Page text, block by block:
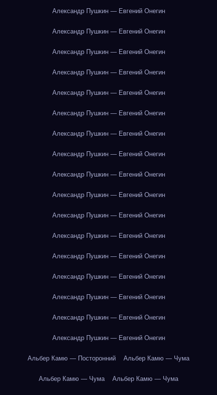
Александр Пушкин — Евгений Онегин
Александр Пушкин — Евгений Онегин
Александр Пушкин — Евгений Онегин
Александр Пушкин — Евгений Онегин
Александр Пушкин — Евгений Онегин
Александр Пушкин — Евгений Онегин
Александр Пушкин — Евгений Онегин
Александр Пушкин — Евгений Онегин
Александр Пушкин — Евгений Онегин
Александр Пушкин — Евгений Онегин
Александр Пушкин — Евгений Онегин
Александр Пушкин — Евгений Онегин
Александр Пушкин — Евгений Онегин
Александр Пушкин — Евгений Онегин
Александр Пушкин — Евгений Онегин
Александр Пушкин — Евгений Онегин
Александр Пушкин — Евгений Онегин
Альбер Камю — Посторонний Альбер Камю — Чума
Альбер Камю — Чума Альбер Камю — Чума